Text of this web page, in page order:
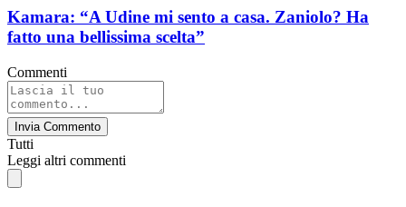
Kamara: “A Udine mi sento a casa. Zaniolo? Ha
fatto una bellissima scelta”
Commenti
Invia Commento
Tutti
Leggi altri commenti